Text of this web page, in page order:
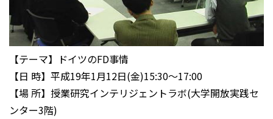
【テーマ】ドイツのFD事情
【日 時】平成19年1月12日(金)15:30～17:00
【場 所】授業研究インテリジェントラボ(大学開放実践セ
ンター3階)